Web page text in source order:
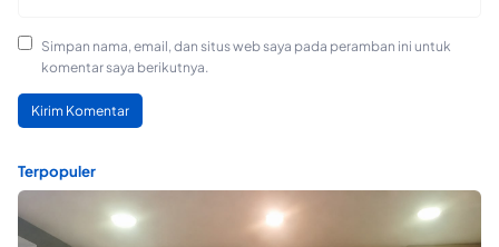
Simpan nama, email, dan situs web saya pada peramban ini untuk
komentar saya berikutnya.
Terpopuler